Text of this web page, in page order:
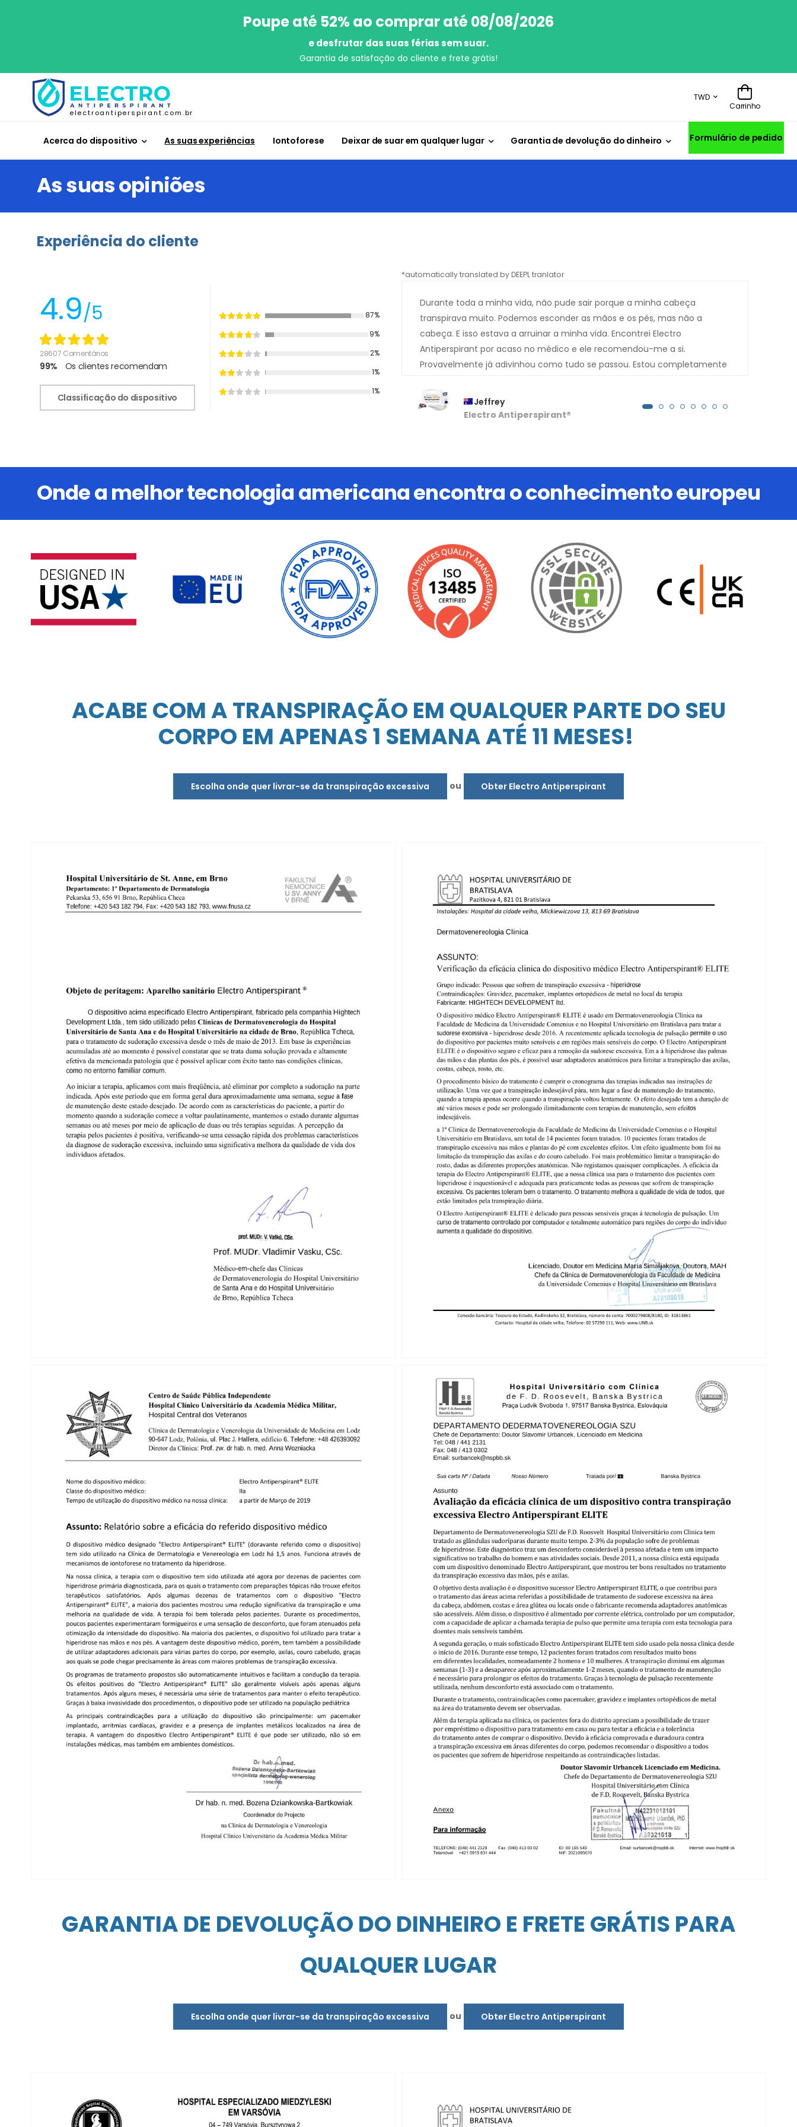
Poupe até 52% ao comprar até 08/08/2026
e desfrutar das suas férias sem suar.
Garantia de satisfação do cliente e frete grátis!
electroantiperspirant.com.br
TWD
Carrinho
Acerca do dispositivo As suas experiências Iontoforese Deixar de suar em qualquer lugar Garantia de devolução do dinheiro Formulário de pedido
As suas opiniões
Experiência do cliente
4.9/5
28607 Comentários
99% Os clientes recomendam
Classificação do dispositivo
87%
9%
2%
1%
1%
*automatically translated by DEEPL tranlator
Durante toda a minha vida, não pude sair porque a minha cabeça
transpirava muito. Podemos esconder as mãos e os pés, mas não a
cabeça. E isso estava a arruinar a minha vida. Encontrei Electro
Antiperspirant por acaso no médico e ele recomendou-me a si.
Provavelmente já adivinhou como tudo se passou. Estou completamente
Muito obrigada.
Jeffrey
Electro Antiperspirant®
Onde a melhor tecnologia americana encontra o conhecimento europeu
ACABE COM A TRANSPIRAÇÃO EM QUALQUER PARTE DO SEU
CORPO EM APENAS 1 SEMANA ATÉ 11 MESES!
Escolha onde quer livrar-se da transpiração excessiva ou Obter Electro Antiperspirant
GARANTIA DE DEVOLUÇÃO DO DINHEIRO E FRETE GRÁTIS PARA
QUALQUER LUGAR
Escolha onde quer livrar-se da transpiração excessiva ou Obter Electro Antiperspirant